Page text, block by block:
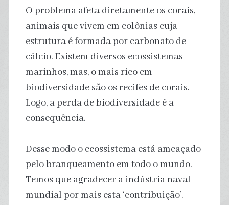
O problema afeta diretamente os corais,
animais que vivem em colônias cuja
estrutura é formada por carbonato de
cálcio. Existem diversos ecossistemas
marinhos, mas, o mais rico em
biodiversidade são os recifes de corais.
Logo, a perda de biodiversidade é a
consequência.
Desse modo o ecossistema está ameaçado
pelo branqueamento em todo o mundo.
Temos que agradecer a indústria naval
mundial por mais esta ‘contribuição’.